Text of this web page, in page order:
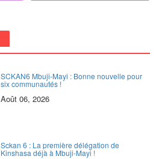
SCKAN6 Mbuji-Mayi : Bonne nouvelle pour
six communautés !
Août 06, 2026
Sckan 6 : ‎La première délégation de
Kinshasa déjà à Mbuji-Mayi !